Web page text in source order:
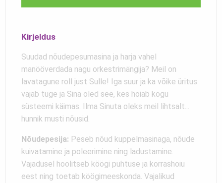
Kirjeldus
Suudad nõudepesumasina ja harja vahel
manööverdada nagu orkestrimängija? Meil on
lavatagune roll just Sulle! Iga suur ja ka võike üritus
vajab tuge ja Sina oled see, kes hoiab kogu
süsteemi käimas. Ilma Sinuta oleks meil lihtsalt...
hunnik musti nõusid.
Nõudepesija: Peseb nõud kuppelmasinaga, nõude
kuivatamine ja poleerimine ning ladustamine.
Vajadusel hoolitseb köögi puhtuse ja korrashoiu
eest ning toetab köögimeeskonda. Vajalikud